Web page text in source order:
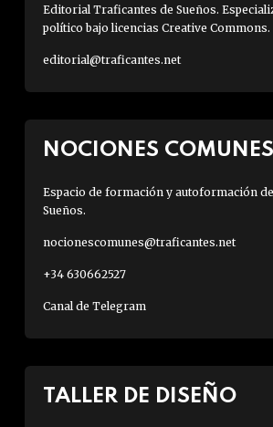
Editorial Traficantes de Sueños.
político bajo licencias Creative Commons.
editorial@traficantes.net
NOCIONES COMUNES
Espacio de formación y autoformación
Sueños.
nocionescomunes@traficantes.net
+34 630662527
Canal de Telegram
TALLER DE DISEÑO